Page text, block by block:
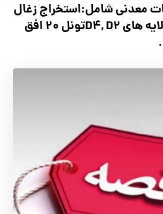
معدنی شامل:استخراج زغال
و پیشروی افقی در لایه های D4, D2تونل 20 افق